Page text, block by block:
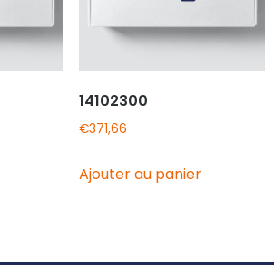
14102300
€371,66
Ajouter au panier